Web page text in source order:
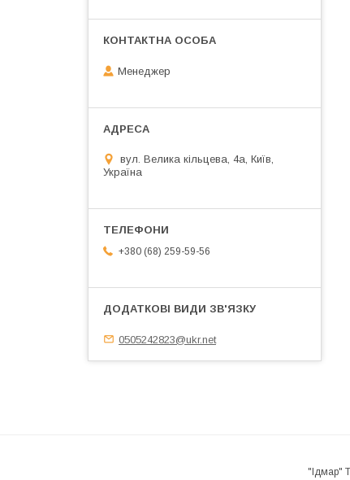
Менеджер
вул. Велика кільцева, 4а, Київ,
Україна
+380 (68) 259-59-56
0505242823@ukr.net